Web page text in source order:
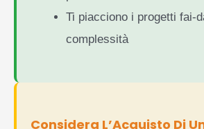
Ti piacciono i progetti fai-
complessità
Considera L’Acquisto Di